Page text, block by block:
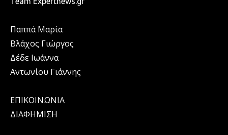
Παππά Μαρία
Βλάχος Γιώργος
Δέδε Ιωάννα
Αντωνίου Γιάννης
ΕΠΙΚΟΙΝΩΝΙΑ
ΔΙΑΦΗΜΙΣΗ